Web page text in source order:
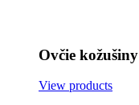
Ovčie kožušiny
View products